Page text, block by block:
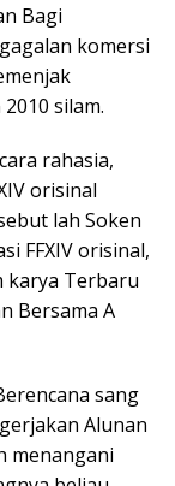
Bagi
komersi
silam.
rahasia,
orisinal
lah Soken
FFXIV orisinal,
karya Terbaru
Bersama A
sang
Alunan
menangani